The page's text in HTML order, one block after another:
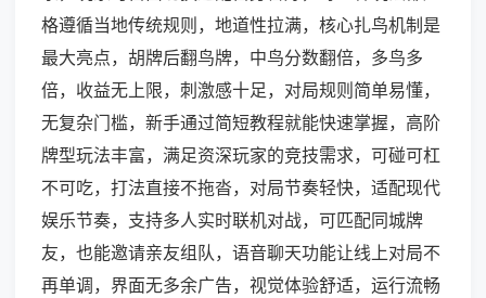
格遵循当地传统规则，地道性拉满，核心扎鸟机制是
最大亮点，胡牌后翻鸟牌，中鸟分数翻倍，多鸟多
倍，收益无上限，刺激感十足，对局规则简单易懂，
无复杂门槛，新手通过简短教程就能快速掌握，高阶
牌型玩法丰富，满足资深玩家的竞技需求，可碰可杠
不可吃，打法直接不拖沓，对局节奏轻快，适配现代
娱乐节奏，支持多人实时联机对战，可匹配同城牌
友，也能邀请亲友组队，语音聊天功能让线上对局不
再单调，界面无多余广告，视觉体验舒适，运行流畅